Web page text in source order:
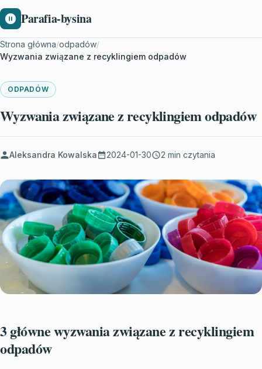
Parafia-bysina
Strona główna/odpadów/
Wyzwania związane z recyklingiem odpadów
ODPADÓW
Wyzwania związane z recyklingiem odpadów
Aleksandra Kowalska 2024-01-30 2 min czytania
3 główne wyzwania związane z recyklingiem
odpadów